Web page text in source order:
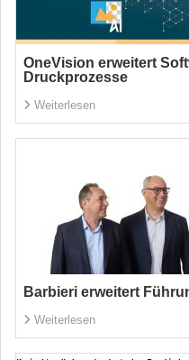
OneVision erweitert
Druckprozesse
Weiterlesen
Barbieri erweitert
Weiterlesen